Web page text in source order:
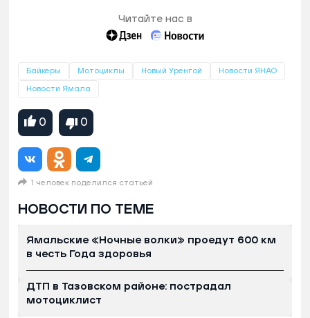
Читайте нас в
Байкеры Мотоциклы Новый Уренгой Новости ЯНАО
Новости Ямала
0 0
1 человек поделился статьей
НОВОСТИ ПО ТЕМЕ
Ямальские «Ночные волки» проедут 600 км
в честь Года здоровья
ДТП в Тазовском районе: пострадал
мотоциклист